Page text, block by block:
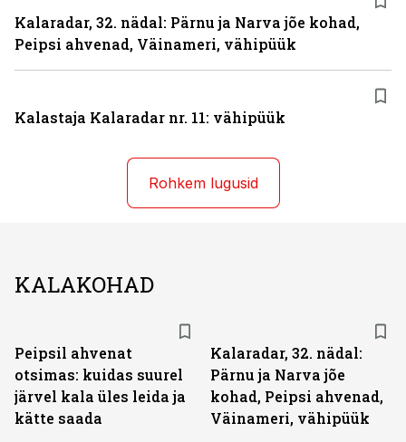
Kalaradar, 32. nädal: Pärnu ja Narva jõe kohad,
Peipsi ahvenad, Väinameri, vähipüük
Kalastaja Kalaradar nr. 11: vähipüük
Rohkem lugusid
KALAKOHAD
Peipsil ahvenat
otsimas: kuidas suurel
järvel kala üles leida ja
kätte saada
Kalaradar, 32. nädal:
Pärnu ja Narva jõe
kohad, Peipsi ahvenad,
Väinameri, vähipüük